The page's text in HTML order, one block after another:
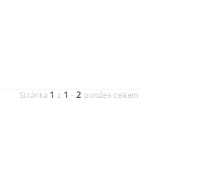
Stránka 1 z 1 -2 položek celkem